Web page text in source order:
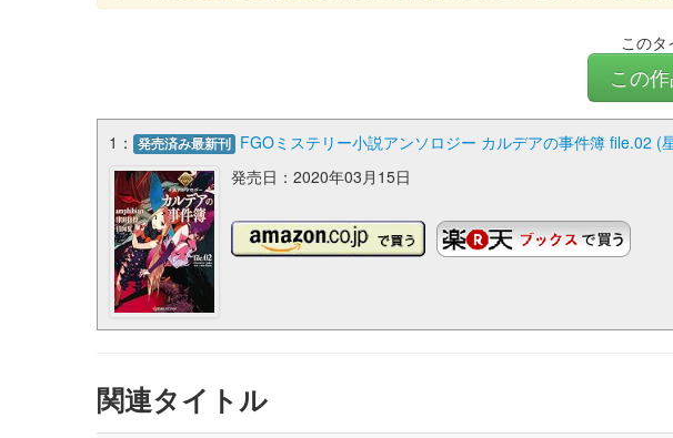
この
この
1： 発売済み最新刊 FGOミステリー小説アンソロジー カルデアの事件簿 file.02 (
発売日：2020年03月15日
関連タイトル